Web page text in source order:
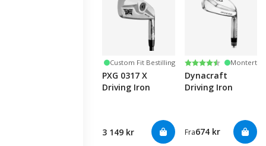
Custom Fit Bestilling
PXG 0317 X
Driving Iron
3 149 kr
Karakter:
4.6 av 5 mulige
Montert
Dynacraft
Driving Iron
Fra674 kr